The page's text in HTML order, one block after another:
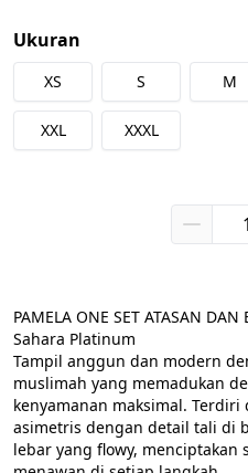
Ukuran
XS S M
XXL XXXL
PAMELA ONE SET ATASAN
Sahara Platinum
Tampil anggun dan modern
muslimah yang memadukan
kenyamanan maksimal.
asimetris dengan detail tali di
lebar yang flowy, menciptakan